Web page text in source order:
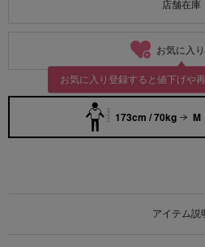
店舗在庫
お気に入
お気に入り登録すると値下げや
173cm / 70kg M
アイテム説